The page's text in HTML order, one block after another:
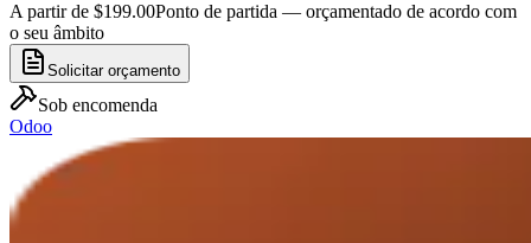
A partir de $199.00Ponto de partida — orçamentado de acordo com
o seu âmbito
Solicitar orçamento
Sob encomenda
Odoo